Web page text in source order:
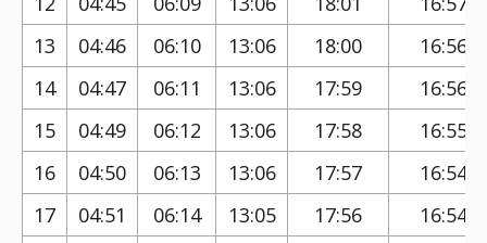
13
04:46 06:10 13:06 18:00
16:56
14
04:47 06:11 13:06 17:59
16:56
15
04:49 06:12 13:06 17:58
16:55
16
04:50 06:13 13:06 17:57
16:54
17
04:51 06:14 13:05 17:56
16:54